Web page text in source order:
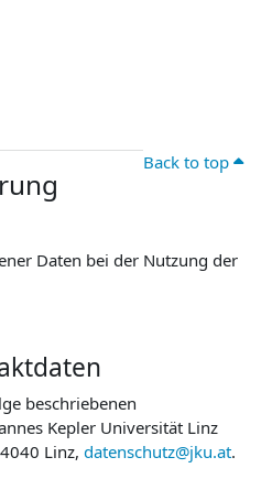
Back to top
Daten bei der Nutzung der
beschriebenen
Kepler Universität Linz
Linz, datenschutz@jku.at.